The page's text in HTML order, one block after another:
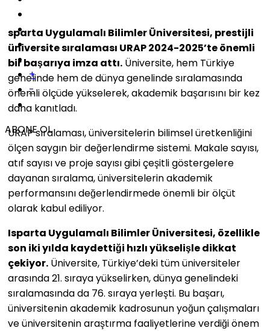
+
-
ABONE OL
sparta Uygulamalı Bilimler Üniversitesi, prestijli
üniversite sıralaması URAP 2024-2025’te önemli
bir başarıya imza attı. Üniversite, hem Türkiye
genelinde hem de dünya genelinde sıralamasında
önemli ölçüde yükselerek, akademik başarısını bir kez
daha kanıtladı.
URAP sıralaması, üniversitelerin bilimsel üretkenliğini
ölçen saygın bir değerlendirme sistemi. Makale sayısı,
atıf sayısı ve proje sayısı gibi çeşitli göstergelere
dayanan sıralama, üniversitelerin akademik
performansını değerlendirmede önemli bir ölçüt
olarak kabul ediliyor.
Isparta Uygulamalı Bilimler Üniversitesi, özellikle
son iki yılda kaydettiği hızlı yükselişle dikkat
çekiyor. Üniversite, Türkiye’deki tüm üniversiteler
arasında 21. sıraya yükselirken, dünya genelindeki
sıralamasında da 76. sıraya yerleşti. Bu başarı,
üniversitenin akademik kadrosunun yoğun çalışmaları
ve üniversitenin araştırma faaliyetlerine verdiği önem